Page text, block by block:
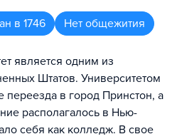
в 1746 Нет общежития
является одним из
Штатов. Университетом
переезда в город Принстон, а
располагалось в Нью-
себя как колледж. В свое